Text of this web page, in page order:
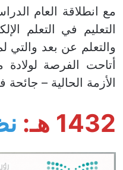
والتعلم عن بعد والتي
أتاحت الفرصة
الأزمة الحالية – جائحة فايروس كوفيد 19 –
1432 هـ: